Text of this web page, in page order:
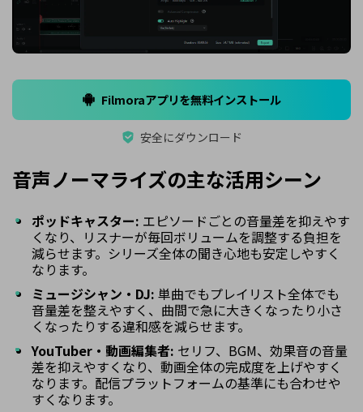
Filmoraアプリを無料インストール
安全にダウンロード
音声ノーマライズの主な活用シーン
ポッドキャスター: エピソードごとの音量差を抑えやす
くなり、リスナーが毎回ボリュームを調整する負担を
減らせます。シリーズ全体の聞き心地も安定しやすく
なります。
ミュージシャン・DJ: 単曲でもプレイリスト全体でも
音量差を整えやすく、曲間で急に大きくなったり小さ
くなったりする違和感を減らせます。
YouTuber・動画編集者: セリフ、BGM、効果音の音量
差を抑えやすくなり、動画全体の完成度を上げやすく
なります。配信プラットフォームの基準にも合わせや
すくなります。